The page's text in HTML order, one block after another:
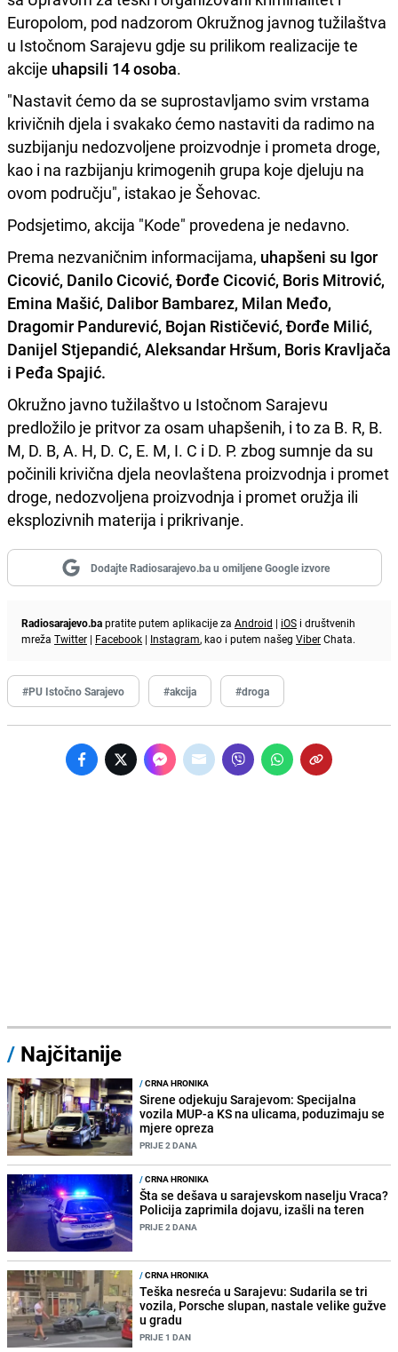
Europolom, pod nadzorom Okružnog javnog tužilaštva
u Istočnom Sarajevu gdje su prilikom realizacije te
akcije uhapsili 14 osoba.
"Nastavit ćemo da se suprostavljamo svim vrstama
krivičnih djela i svakako ćemo nastaviti da radimo na
suzbijanju nedozvoljene proizvodnje i prometa droge,
kao i na razbijanju krimogenih grupa koje djeluju na
ovom području", istakao je Šehovac.
Podsjetimo, akcija "Kode" provedena je nedavno.
Prema nezvaničnim informacijama, uhapšeni su Igor
Cicović, Danilo Cicović, Đorđe Cicović, Boris Mitrović,
Emina Mašić, Dalibor Bambarez, Milan Međo,
Dragomir Pandurević, Bojan Rističević, Đorđe Milić,
Danijel Stjepandić, Aleksandar Hršum, Boris Kravljača
i Peđa Spajić.
Okružno javno tužilaštvo u Istočnom Sarajevu
predložilo je pritvor za osam uhapšenih, i to za B. R, B.
M, D. B, A. H, D. C, E. M, I. C i D. P. zbog sumnje da su
počinili krivična djela neovlaštena proizvodnja i promet
droge, nedozvoljena proizvodnja i promet oružja ili
eksplozivnih materija i prikrivanje.
Dodajte Radiosarajevo.ba u omiljene Google izvore
Radiosarajevo.bapratite putem aplikacije za Android | iOS i društvenih
mreža Twitter | Facebook | Instagram, kao i putem našeg ViberChata.
#PU Istočno Sarajevo #akcija #droga
/ Najčitanije
/CRNA HRONIKA
Sirene odjekuju Sarajevom: Specijalna
vozila MUP-a KS na ulicama, poduzimaju se
mjere opreza
PRIJE 2 DANA
/CRNA HRONIKA
Šta se dešava u sarajevskom naselju Vraca?
Policija zaprimila dojavu, izašli na teren
PRIJE 2 DANA
/CRNA HRONIKA
Teška nesreća u Sarajevu: Sudarila se tri
vozila, Porsche slupan, nastale velike gužve
u gradu
PRIJE 1 DAN